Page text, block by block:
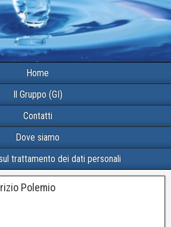
Home
Il Gruppo (GI)
Contatti
Dove siamo
trattamento dei dati personali
Polemio